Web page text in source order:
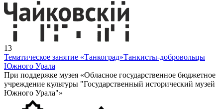
13
Тематическое занятие «Танкоград»Танкисты-добровольцы
Южного Урала
При поддержке музея «Обласное государственное бюджетное
учреждение культуры "Государственный исторический музей
Южного Урала"»